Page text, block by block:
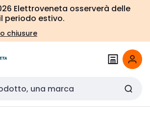
Elettroveneta osserverà delle
periodo estivo.
chiusure